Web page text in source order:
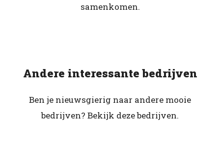
samenkomen.
Andere interessante bedrijven
Ben je nieuwsgierig naar andere mooie
bedrijven? Bekijk deze bedrijven.